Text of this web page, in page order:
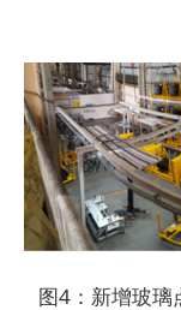
图4：新增玻璃